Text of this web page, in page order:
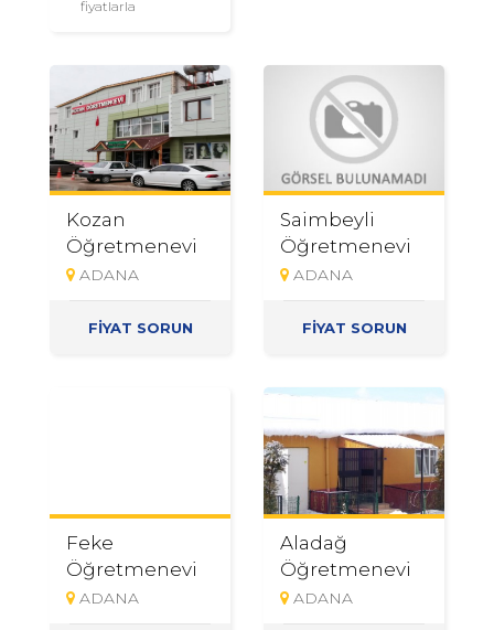
fiyatlarla
Kozan
Öğretmenevi
ADANA
FİYAT SORUN
Saimbeyli
Öğretmenevi
ADANA
FİYAT SORUN
Feke
Öğretmenevi
ADANA
Aladağ
Öğretmenevi
ADANA